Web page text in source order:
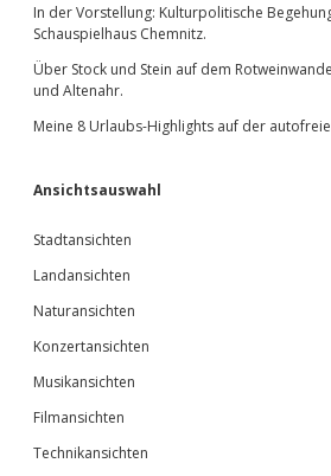
In der Vorstellung: Kulturpolitische
Schauspielhaus Chemnitz.
Über Stock und Stein auf dem
und Altenahr.
Meine 8 Urlaubs-Highlights auf der
Ansichtsauswahl
Stadtansichten
Landansichten
Naturansichten
Konzertansichten
Musikansichten
Filmansichten
Technikansichten